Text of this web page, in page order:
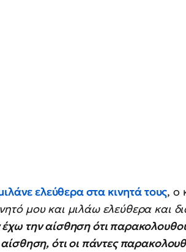
ελεύθερα στα κινητά τους, ο
μου και μιλάω ελεύθερα και
έχω την αίσθηση ότι
ότι οι πάντες